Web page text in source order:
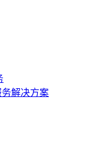
务解决方案